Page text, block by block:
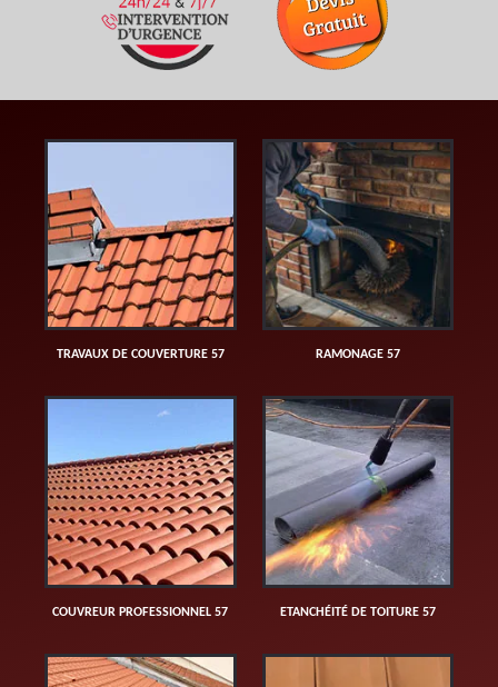
TRAVAUX DE COUVERTURE 57 RAMONAGE 57
COUVREUR PROFESSIONNEL 57 ETANCHÉITÉ DE TOITURE 57